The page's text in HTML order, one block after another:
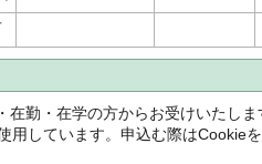
在勤・在学の方からお受けいたしま
用しています。申込む際はCookie